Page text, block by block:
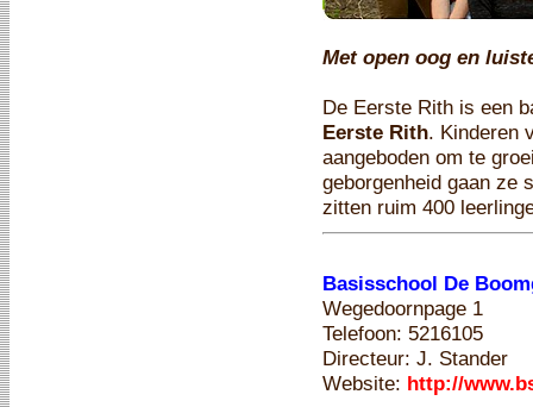
Met open oog en
De Eerste Rith is een
Eerste Rith. Kinderen
aangeboden om te
geborgenheid gaan ze
zitten ruim 400
Basisschool De
Wegedoornpage 1
Telefoon: 5216105
Directeur: J. Stander
Website: http://